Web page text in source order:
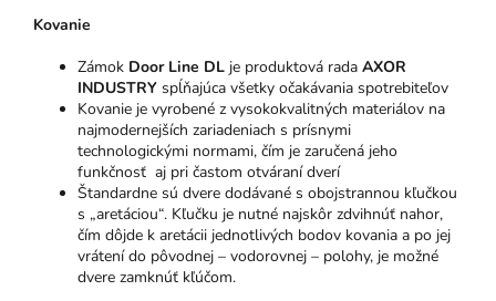
Kovanie
Zámok Door Line DL je produktová rada AXOR
INDUSTRY spĺňajúca všetky očakávania spotrebiteľov
Kovanie je vyrobené z vysokokvalitných materiálov na
najmodernejších zariadeniach s prísnymi
technologickými normami, čím je zaručená jeho
funkčnosť aj pri častom otváraní dverí
Štandardne sú dvere dodávané s obojstrannou kľučkou
s „aretáciou“. Kľučku je nutné najskôr zdvihnúť nahor,
čím dôjde k aretácii jednotlivých bodov kovania a po jej
vrátení do pôvodnej – vodorovnej – polohy, je možné
dvere zamknúť kľúčom.